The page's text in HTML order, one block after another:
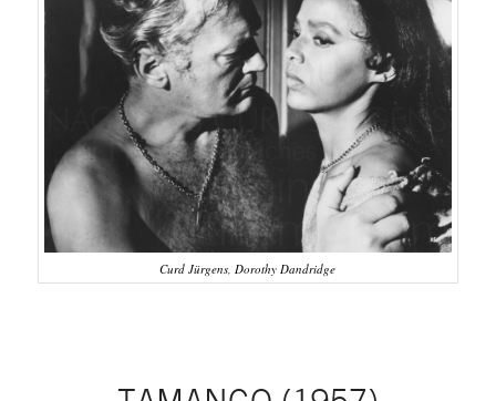
Curd Jürgens, Dorothy Dandridge